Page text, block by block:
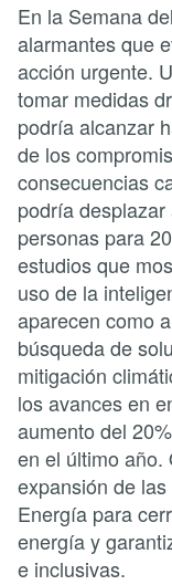
En la Semana
alarmantes que
acción urgente.
tomar medidas
podría alcanzar
de los
consecuencias
podría
personas para
estudios que
uso de la
aparecen como
búsqueda de
mitigación
los avances en
aumento del
en el último año.
expansión de
Energía para
energía y
e inclusivas.